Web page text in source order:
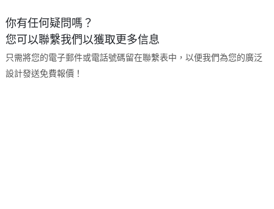
你有任何疑問嗎？
您可以聯繫我們以獲取更多信息
只需將您的電子郵件或電話號碼留在聯繫表中，以便我們為您的廣泛
設計發送免費報價！